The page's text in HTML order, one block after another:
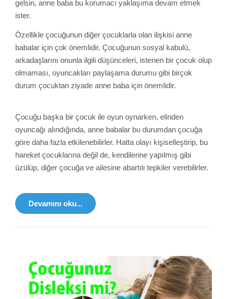
gelsin, anne baba bu korumacı yaklaşıma devam etmek
ister.
Özellikle çocuğunun diğer çocuklarla olan ilişkisi anne
babalar için çok önemlidir. Çocuğunun sosyal kabulü,
arkadaşlarını onunla ilgili düşünceleri, istenen bir çocuk olup
olmaması, oyuncakları paylaşama durumu gibi birçok
durum çocuktan ziyade anne baba için önemlidir.
Çocuğu başka bir çocuk ile oyun oynarken, elinden
oyuncağı alındığında, anne babalar bu durumdan çocuğa
göre daha fazla etkilenebilirler. Hatta olayı kişiselleştirip, bu
hareket çocuklarına değil de, kendilerine yapılmış gibi
üzülüp, diğer çocuğa ve ailesine abartılı tepkiler verebilirler.
Devamını oku...